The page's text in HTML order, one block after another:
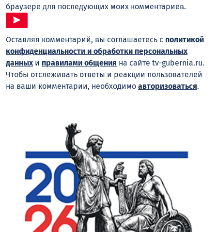
браузере для последующих моих комментариев.
Оставляя комментарий, вы соглашаетесь с политикой
конфиденциальности и обработки персональных
данныхи правилами общения на сайте tv-gubernia.ru.
Чтобы отслеживать ответы и реакции пользователей
на ваши комментарии, необходимо авторизоваться.